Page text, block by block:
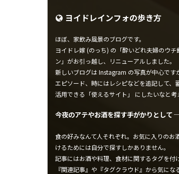
ヨイドレインフォの歩き方
ほぼ、家飲み風景のブログです。
ヨイドレ嫁 (のっち) の「酔いどれ夫婦のウチ
ン」がお引っ越し、リニューアルしました。
新しいブログは Instagram の写真が中心です
エピソード、時にはレシピなどを追記して、
活用できる「使えるサイト」 にしたいなと考
今夜のアテやお酒を探す手がかりとし
食の好みなんて人それぞれ。お気に入りのお
けるためには自分で探すしかありません。
記事にはお酒や料理、食材に関するタグを付
『関連記事』や『タグクラウド』から気にな